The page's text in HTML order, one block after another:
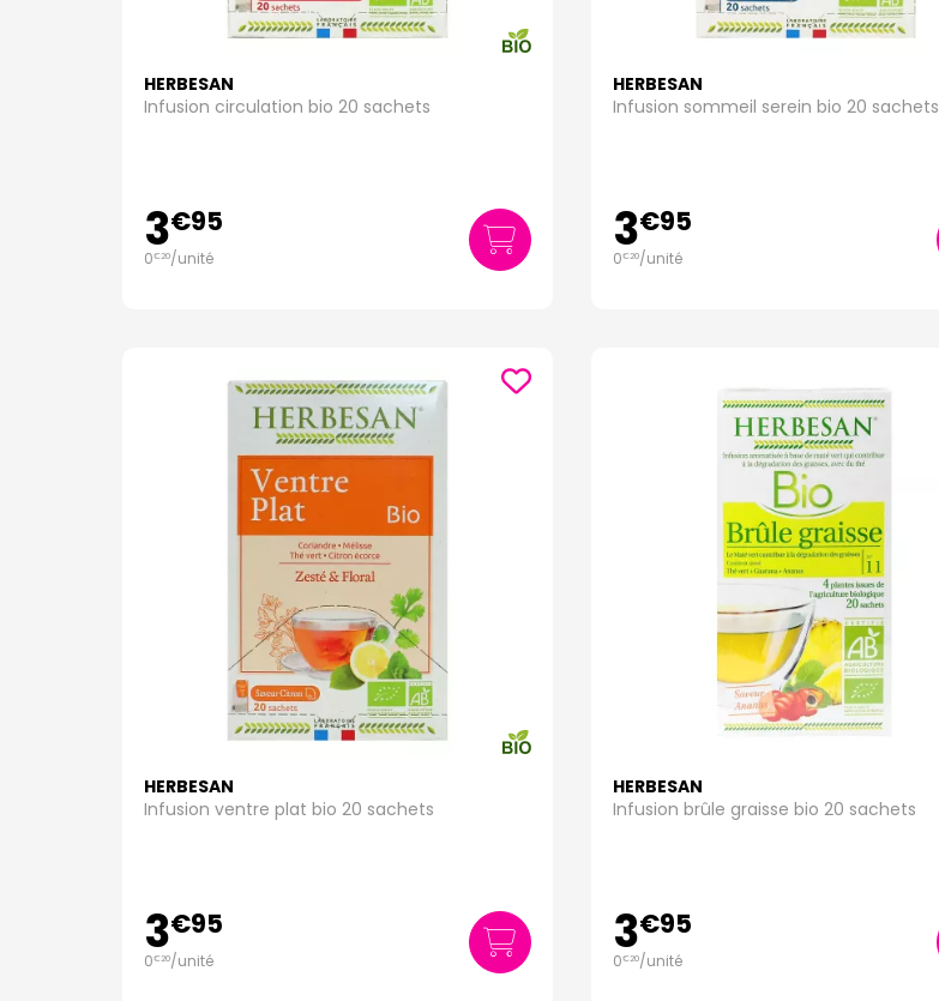
HERBESAN
Infusion circulation bio 20 sachets
3€95
0€20/unité
HERBESAN
Infusion sommeil serein bio 20 sachets
3€95
0€20/unité
HERBESAN
Infusion ventre plat bio 20 sachets
3€95
0€20/unité
HERBESAN
Infusion brûle graisse bio 20 sachets
3€95
0€20/unité